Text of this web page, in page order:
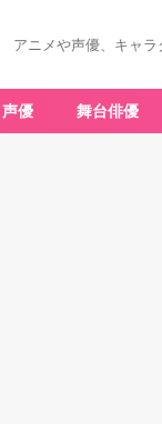
アニメや声優、キャ
声優 舞台俳優